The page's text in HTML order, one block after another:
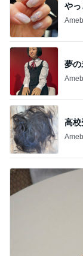
やっ
夢の
高校